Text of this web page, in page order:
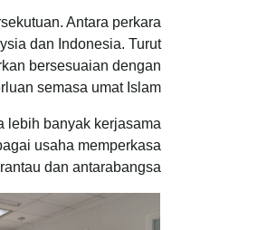
Antara perkara
dan Indonesia. Turut
bersesuaian dengan
semasa umat Islam.
lebih banyak kerjasama
usaha memperkasa
dan antarabangsa.